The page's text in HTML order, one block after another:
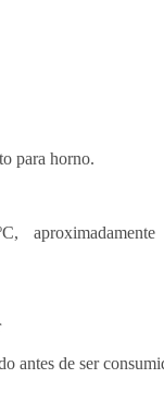
para horno.
aproximadamente
antes de ser